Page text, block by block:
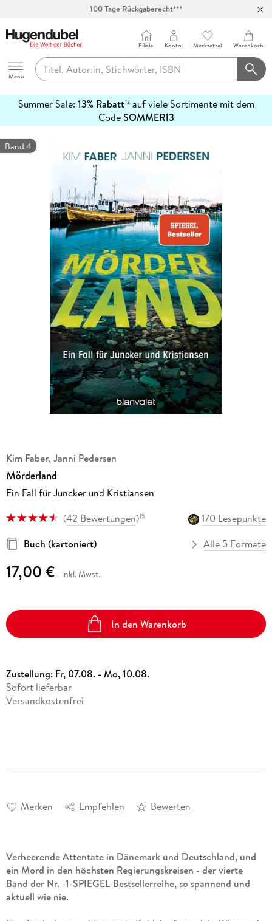
100 Tage Rückgaberecht***
Hugendubel
Menu
Filiale Konto Merkzettel Warenkorb
Summer Sale: 13% Rabatt12auf viele Sortimente mit dem
CodeSOMMER13
erfahren
Band 4
Kim Faber, Janni Pedersen
Mörderland
Ein Fall für Juncker und Kristiansen
(42 Bewertungen)15
170 Lesepunkte
Buch (kartoniert)
Alle 5 Formate
17,00 € inkl. Mwst.
In den Warenkorb
Zustellung: Fr, 07.08. - Mo, 10.08.
Sofort lieferbar
Versandkostenfrei
Merken Empfehlen Bewerten
Verheerende Attentate in Dänemark und Deutschland, und
ein Mord in den höchsten Regierungskreisen - der vierte
Band der Nr. -1-SPIEGEL-Bestsellerreihe, so spannend und
aktuell wie nie.